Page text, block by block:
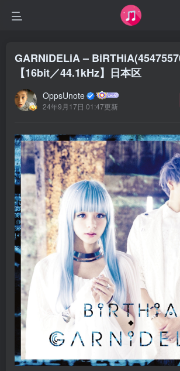
GARNiDELiA –
【16bit／44.1kHz】日本区
OppsUnote
24年9月17日 01:47更新